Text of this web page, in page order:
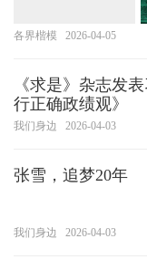
各界楷模 2026-04-05
《求是》杂志发
行正确政绩观》
我们身边 2026-04-03
张雪，追梦20年
我们身边 2026-04-03